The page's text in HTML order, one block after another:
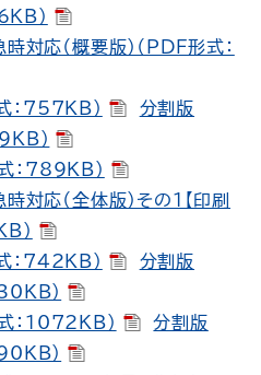
）
対応（概要版）（PDF形式：
：757KB）
分割版
）
：789KB）
応（全体版）その１【印刷
）
：742KB）
分割版
）
：1072KB）
分割版
）